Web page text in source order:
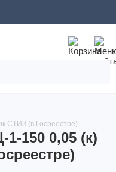
СТИЗ (в Госреестре)
150 0,05 (к)